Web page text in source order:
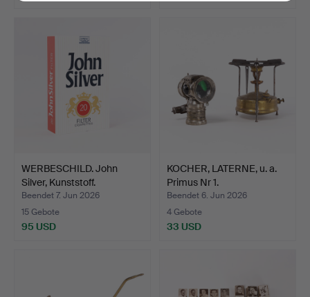
WERBESCHILD. John
Silver, Kunststoff.
Beendet 7. Jun 2026
15 Gebote
95 USD
KOCHER, LATERNE, u. a.
Primus Nr 1.
Beendet 6. Jun 2026
4 Gebote
33 USD